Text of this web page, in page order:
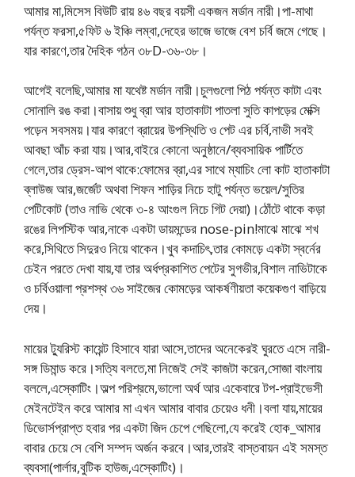
আমার মা,মিসেস বিউটি রায় ৪৬ বছর বয়সী একজন মর্ডান নারী।পা-মাথা
পর্যন্ত ফরসা,৫ফিট ৬ ইঞ্চি লম্বা,দেহের ভাজে ভাজে বেশ চর্বি জমে গেছে।
যার কারণে,তার দৈহিক গঠন ৩৮D-৩৬-৩৮।
আগেই বলেছি,আমার মা যথেষ্ট মর্ডান নারী।চুলগুলো পিঠ পর্যন্ত কাটা এবং
সোনালি রঙ করা।বাসায় শুধু ব্রা আর হাতাকাটা পাতলা সুতি কাপড়ের মেক্সি
পড়েন সবসময়।যার কারণে ব্রায়ের উপস্থিতি ও পেট এর চর্বি,নাভী সবই
আবছা আঁচ করা যায়।আর,বাইরে কোনো অনুষ্ঠানে/ব্যবসায়িক পার্টিতে
গেলে,তার ড্রেস-আপ থাকে:ফোমের ব্রা,এর সাথে ম্যাচিং লো কাট হাতাকাটা
ব্লাউজ আর,জর্জেট অথবা শিফন শাড়ির নিচে হাটু পর্যন্ত ভয়েল/সুতির
পেটিকোট (তাও নাভি থেকে ৩-৪ আংগুল নিচে গিট দেয়া)।ঠোঁটে থাকে কড়া
রঙের লিপস্টিক আর,নাকে একটা ডায়মন্ডের nose-pin!মাঝে মাঝে শখ
করে,সিথিতে সিদুরও নিয়ে থাকেন।খুব কদাচিৎ,তার কোমড়ে একটা স্বর্নের
চেইন পরতে দেখা যায়,যা তার অর্ধপ্রকাশিত পেটের সুগভীর,বিশাল নাভিটাকে
ও চর্বিওয়ালা প্রশস্থ ৩৬ সাইজের কোমড়ের আকর্ষণীয়তা কয়েকগুণ বাড়িয়ে
দেয়।
মায়ের ট্যুরিস্ট কায়েন্ট হিসাবে যারা আসে,তাদের অনেকেরই ঘুরতে এসে নারী-
সঙ্গ ডিমান্ড করে।সত্যি বলতে,মা নিজেই সেই কাজটা করেন,সোজা বাংলায়
বললে,এস্কোটিং।অল্প পরিশ্রমে,ভালো অর্থ আর একেবারে টপ-প্রাইভেসী
মেইনটেইন করে আমার মা এখন আমার বাবার চেয়েও ধনী।বলা যায়,মায়ের
ডিভোর্সপ্রাপ্ত হবার পর একটা জিদ চেপে গেছিলো,যে করেই হোক_আমার
বাবার চেয়ে সে বেশি সম্পদ অর্জন করবে।আর,তারই বাস্তবায়ন এই সমস্ত
ব্যবসা(পার্লার,বুটিক হাউজ,এস্কোটিং)।